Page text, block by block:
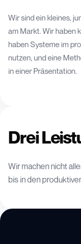
Wir sind ein kleines,
am Markt. Wir haben
haben Systeme im
nutzen, und eine
in einer Präsentation.
Drei
Wir machen nicht
bis in den